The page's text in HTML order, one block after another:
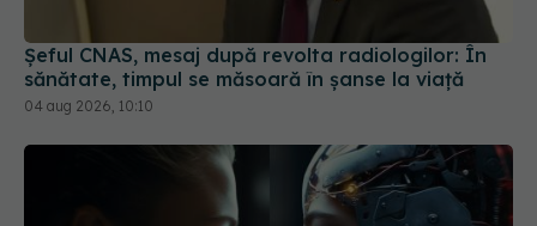
Șeful CNAS, mesaj după revolta radiologilor: În
sănătate, timpul se măsoară în șanse la viață
04 aug 2026, 10:10